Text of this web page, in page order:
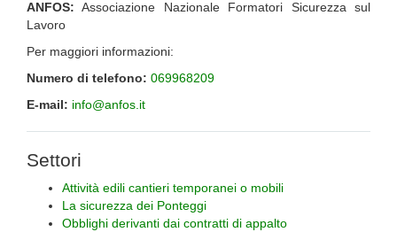
ANFOS: Associazione Nazionale Formatori Sicurezza sul
Lavoro
Per maggiori informazioni:
Numero di telefono: 069968209
E-mail: info@anfos.it
Settori
Attività edili cantieri temporanei o mobili
La sicurezza dei Ponteggi
Obblighi derivanti dai contratti di appalto